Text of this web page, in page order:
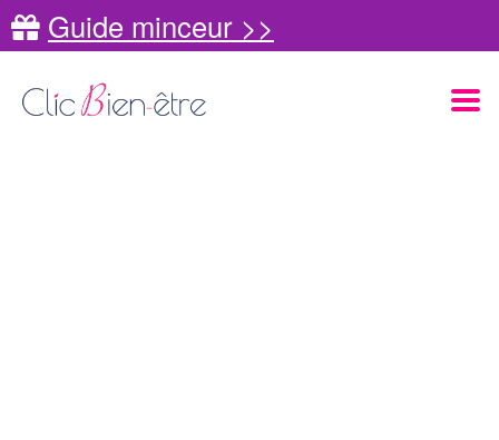
Guide minceur >>